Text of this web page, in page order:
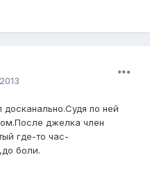
по ней
джелка член
где-то час-
боли.